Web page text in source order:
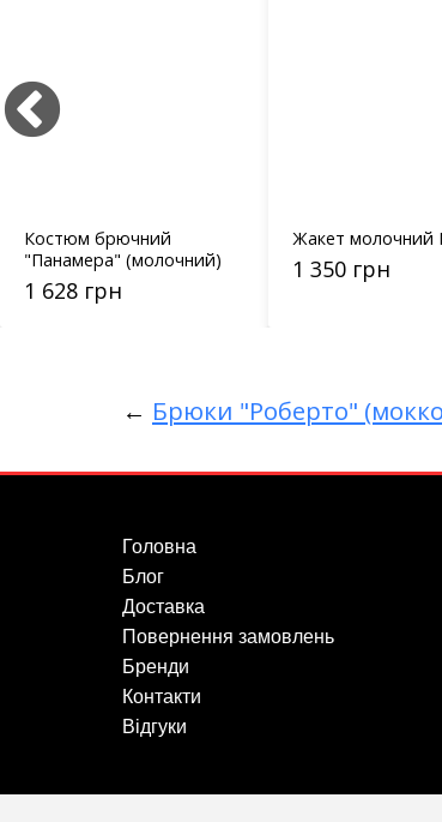
Костюм брючний
"Панамера" (молочний)
1 628 грн
Жакет молочний
1 350 грн
← Брюки "Роберто"
Головна
Блог
Доставка
Повернення замовлень
Бренди
Контакти
Відгуки